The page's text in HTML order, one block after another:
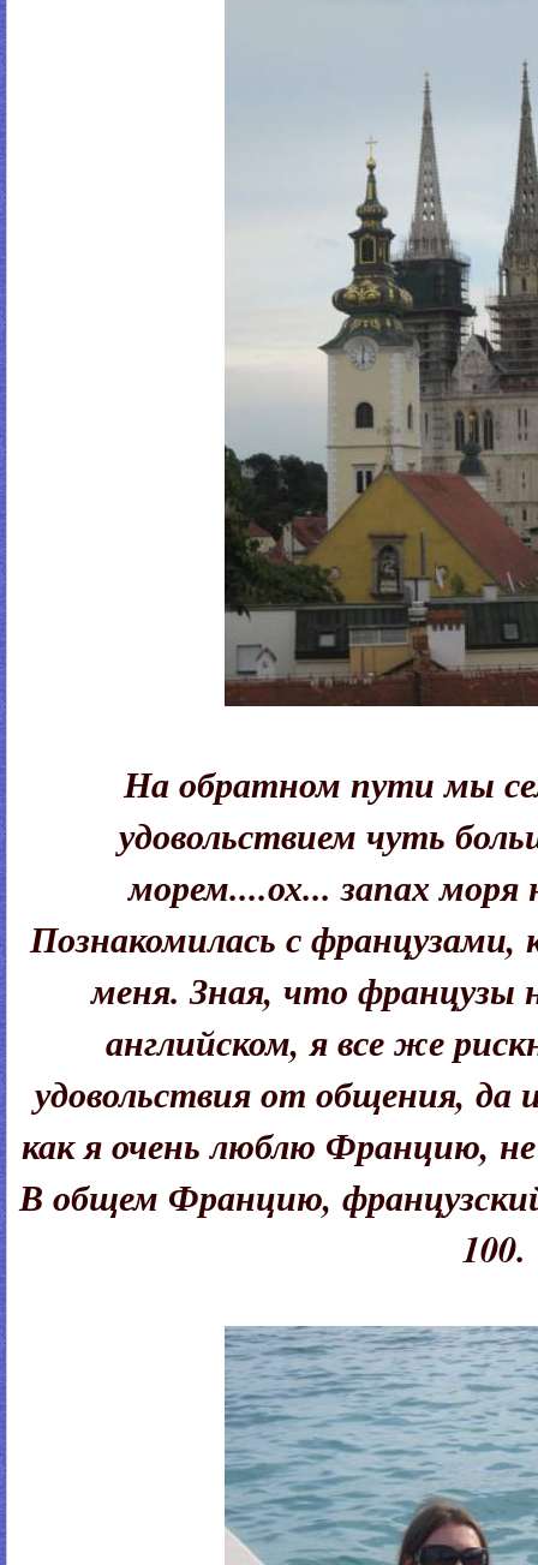
На обратном пути мы
удовольствием чуть
морем....ох... запах моря
Познакомилась с
меня. Зная, что
английском, я все же
удовольствия от общения, да
как я очень люблю Францию,
В общем Францию,
100.